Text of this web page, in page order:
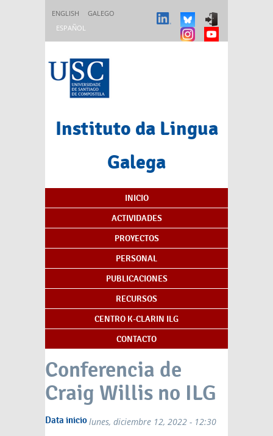
ENGLISH
GALEGO
ESPAÑOL
Instituto da Lingua
Galega
Índice de contenidos
INICIO
ACTIVIDADES
PROYECTOS
PERSONAL
PUBLICACIONES
RECURSOS
CENTRO K-CLARIN ILG
CONTACTO
Conferencia de
Craig Willis no ILG
Data iniciolunes, diciembre 12, 2022 - 12:30